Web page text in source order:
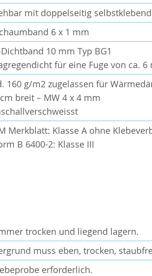
mit doppelseitig
6 x 1 mm
Dichtband 10 mm Typ BG1
für eine Fuge von ca. 6
160 g/m2 zugelassen für
breit – MW 4 x 4 mm
Merkblatt: Klasse A ohne
B 6400-2: Klasse III
trocken und liegend lagern.
muss eben, trocken,
erforderlich.